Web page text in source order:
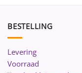
BESTELLING
Levering
Voorraad